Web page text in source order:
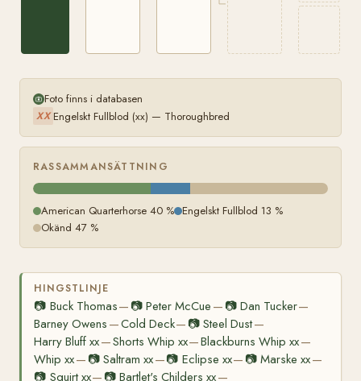
Foto finns i databasen
XX Engelskt Fullblod (xx) — Thoroughbred
RASSAMMANSÄTTNING
American Quarterhorse 40 % Engelskt Fullblod 13 %
Okänd 47 %
HINGSTLINJE
📷 Buck Thomas— 📷Peter McCue — 📷 Dan Tucker—
Barney Owens —Cold Deck— 📷Steel Dust—
Harry Bluff xx—Shorts Whip xx—Blackburns Whip xx—
Whip xx— 📷Saltram xx—📷 Eclipse xx— 📷Marske xx—
📷 Squirt xx— 📷Bartlet's Childers xx—